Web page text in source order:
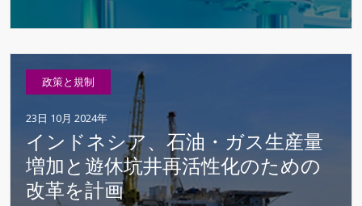
政策と規制
23日 10月 2024年
インドネシア、石油・ガス生産量
増加と遊休坑井再活性化のための
改革を計画